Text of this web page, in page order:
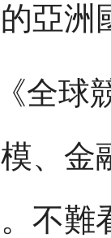
亞
全球
、金
不難